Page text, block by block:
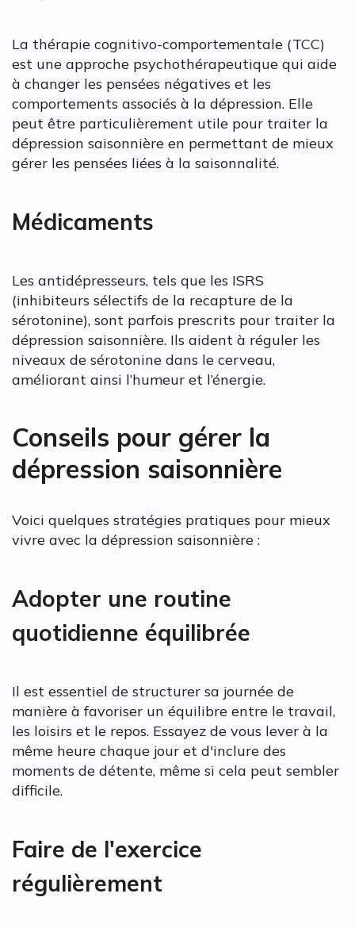
La thérapie cognitivo-comportementale (TCC)
est une approche psychothérapeutique qui aide
à changer les pensées négatives et les
comportements associés à la dépression. Elle
peut être particulièrement utile pour traiter la
dépression saisonnière en permettant de mieux
gérer les pensées liées à la saisonnalité.
Médicaments
Les antidépresseurs, tels que les ISRS
(inhibiteurs sélectifs de la recapture de la
sérotonine), sont parfois prescrits pour traiter la
dépression saisonnière. Ils aident à réguler les
niveaux de sérotonine dans le cerveau,
améliorant ainsi l’humeur et l’énergie.
Conseils pour gérer la
dépression saisonnière
Voici quelques stratégies pratiques pour mieux
vivre avec la dépression saisonnière :
Adopter une routine
quotidienne équilibrée
Il est essentiel de structurer sa journée de
manière à favoriser un équilibre entre le travail,
les loisirs et le repos. Essayez de vous lever à la
même heure chaque jour et d'inclure des
moments de détente, même si cela peut sembler
difficile.
Faire de l'exercice
régulièrement